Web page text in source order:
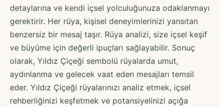
detaylarına ve kendi içsel yolculuğunuza odaklanmayı
gerektirir. Her rüya, kişisel deneyimlerinizi yansıtan
benzersiz bir mesaj taşır. Rüya analizi, size içsel keşif
ve büyüme için değerli ipuçları sağlayabilir. Sonuç
olarak, Yıldız Çiçeği sembolü rüyalarda umut,
aydınlanma ve gelecek vaat eden mesajları temsil
eder. Yıldız Çiçeği rüyalarınızı analiz etmek, içsel
rehberliğinizi keşfetmek ve potansiyelinizi açığa